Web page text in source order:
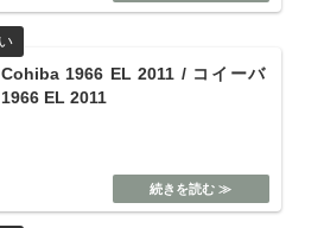
Cohiba 1966 EL 2011 / コイーバ
1966 EL 2011